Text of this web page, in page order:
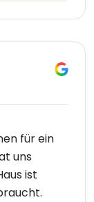
für ein
uns
ist